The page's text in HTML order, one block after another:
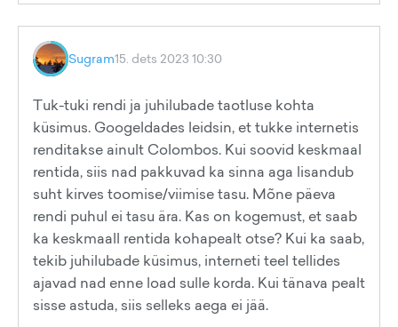
Sugram15. dets 2023 10:30
Tuk-tuki rendi ja juhilubade taotluse kohta
küsimus. Googeldades leidsin, et tukke internetis
renditakse ainult Colombos. Kui soovid keskmaal
rentida, siis nad pakkuvad ka sinna aga lisandub
suht kirves toomise/viimise tasu. Mõne päeva
rendi puhul ei tasu ära. Kas on kogemust, et saab
ka keskmaall rentida kohapealt otse? Kui ka saab,
tekib juhilubade küsimus, interneti teel tellides
ajavad nad enne load sulle korda. Kui tänava pealt
sisse astuda, siis selleks aega ei jää.